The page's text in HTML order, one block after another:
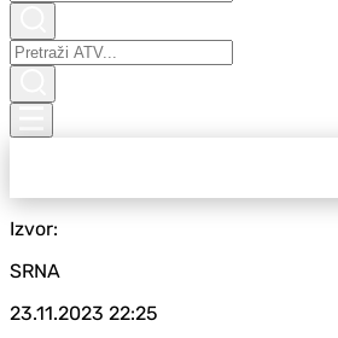
Izvor:
SRNA
23.11.2023 22:25